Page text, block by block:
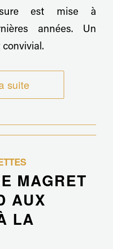
est mise à
années. Un
convivial.
suite
MAGRET
AUX
LA